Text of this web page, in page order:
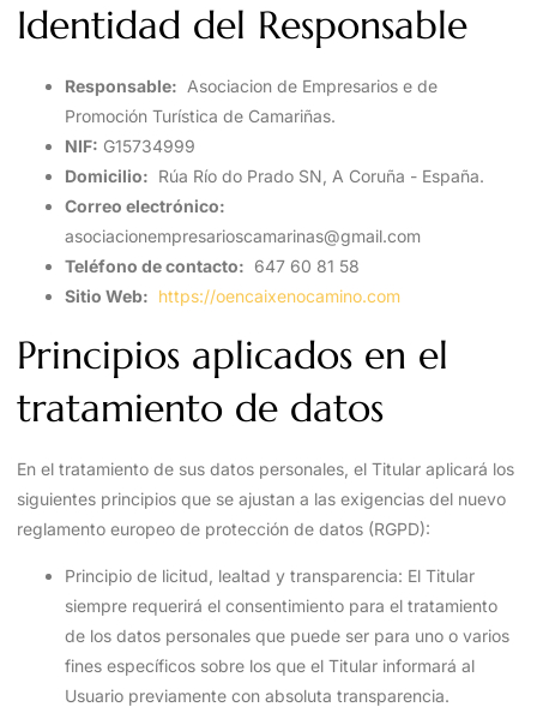
Identidad del Responsable
Responsable: Asociacion de Empresarios e de
Promoción Turística de Camariñas.
NIF: G15734999
Domicilio: Rúa Río do Prado SN, A Coruña - España.
Correo electrónico:
asociacionempresarioscamarinas@gmail.com
Teléfono de contacto: 647 60 81 58
Sitio Web: https://oencaixenocamino.com
Principios aplicados en el
tratamiento de datos
En el tratamiento de sus datos personales, el Titular aplicará los
siguientes principios que se ajustan a las exigencias del nuevo
reglamento europeo de protección de datos (RGPD):
Principio de licitud, lealtad y transparencia: El Titular
siempre requerirá el consentimiento para el tratamiento
de los datos personales que puede ser para uno o varios
fines específicos sobre los que el Titular informará al
Usuario previamente con absoluta transparencia.